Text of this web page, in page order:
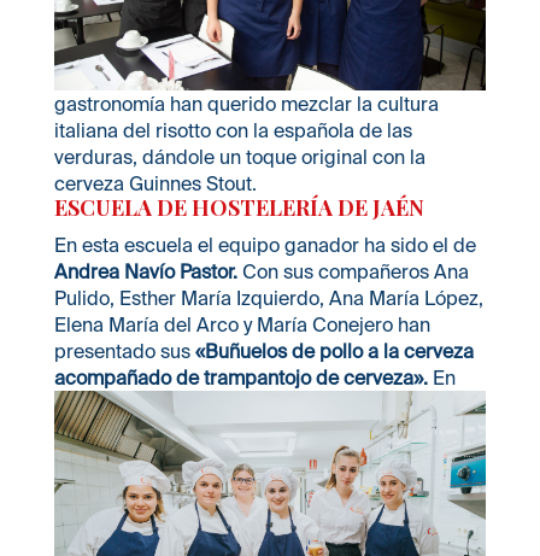
gastronomía han querido mezclar la cultura
italiana del risotto con la española de las
verduras, dándole un toque original con la
cerveza Guinnes Stout.
ESCUELA DE HOSTELERÍA DEJAÉN
En esta escuela el equipo ganador ha sido el de
Andrea Navío Pastor.Con sus compañeros Ana
Pulido, Esther María Izquierdo, Ana María López,
Elena María del Arco y María Conejero han
presentado sus «Buñuelos de pollo a la cerveza
acompañado de trampantojo de cerveza». En